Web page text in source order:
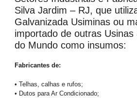
Silva Jardim – RJ, que
Galvanizada Usiminas ou
importado de outras Usinas
do Mundo como insumos:
Fabricantes de:
• Telhas, calhas e rufos;
• Dutos para Ar Condicionado;